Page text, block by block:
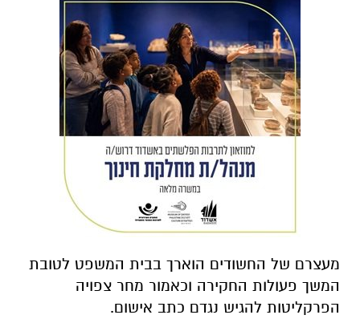
מעצרם של החשודים הוארך בבית המשפט לטובת
המשך פעולות החקירה וכאמור מחר צפויה
הפרקליטות להגיש נגדם כתב אישום.